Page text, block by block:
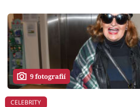
9 fotografií
CELEBRITY